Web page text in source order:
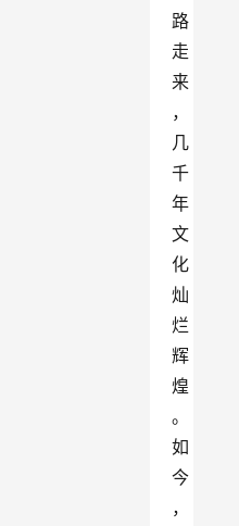
路
走
来
，
几
千
年
文
化
灿
烂
辉
煌
。
如
今
，